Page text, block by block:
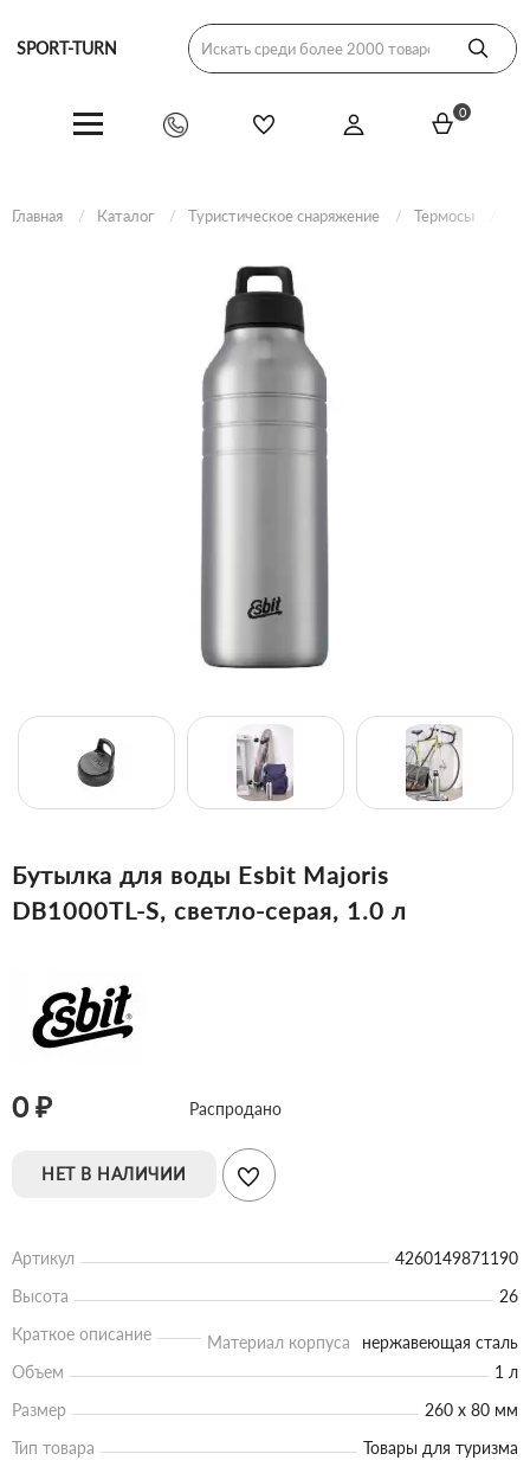
SPORT-TURN
0
Главная Каталог Туристическое снаряжение Термосы
Бутылка для воды Esbit Majoris
DB1000TL-S, светло-серая, 1.0 л
0 ₽ Распродано
НЕТ В НАЛИЧИИ
Артикул
4260149871190
Высота
26
Краткое описание
Материал корпуса
нержавеющая сталь
Объем
1 л
Размер
260 х 80 мм
Тип товара
Товары для туризма